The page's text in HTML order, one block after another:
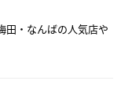
田・なんばの人気店や